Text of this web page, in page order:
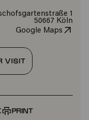
1
50667 Köln
Google Maps
VISIT
PRINT